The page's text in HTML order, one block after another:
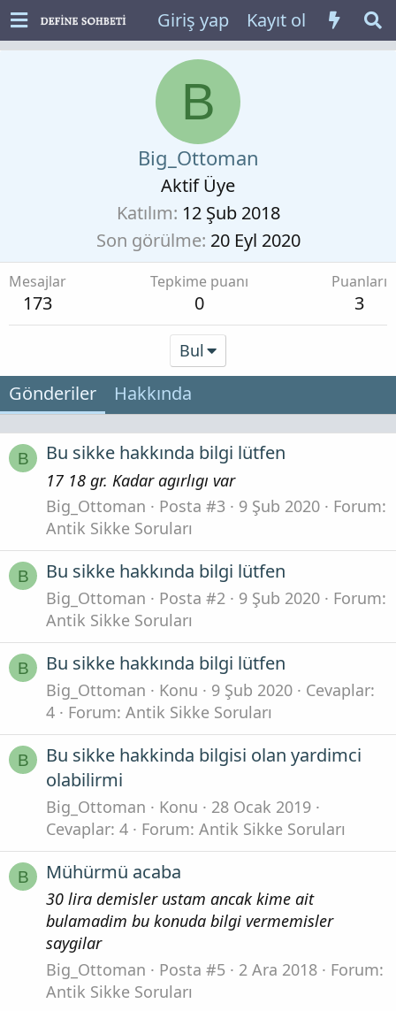
Giriş yap Kayıt ol
B
Big_Ottoman
Aktif Üye
Katılım 12 Şub 2018
Son görülme 20 Eyl 2020
Mesajlar
173
Tepkime puanı
0
Puanları
3
Bul
Gönderiler Hakkında
B Bu sikke hakkında bilgi lütfen
17 18 gr. Kadar agırlıgı var
Big_Ottoman
Posta #3 9 Şub 2020
Forum:
Antik Sikke Soruları
B Bu sikke hakkında bilgi lütfen
Big_Ottoman Posta #2 9 Şub 2020
Forum:
Antik Sikke Soruları
B Bu sikke hakkında bilgi lütfen
Big_Ottoman Konu 9 Şub 2020
Cevaplar:
4
Forum: Antik Sikke Soruları
B
Bu sikke hakkinda bilgisi olan yardimci
olabilirmi
Big_Ottoman Konu
28 Ocak 2019
Cevaplar: 4
Forum: Antik Sikke Soruları
B Mühürmü acaba
30 lira demisler ustam ancak kime ait
bulamadim bu konuda bilgi vermemisler
saygilar
Big_Ottoman
Posta #5 2 Ara 2018
Forum:
Antik Sikke Soruları